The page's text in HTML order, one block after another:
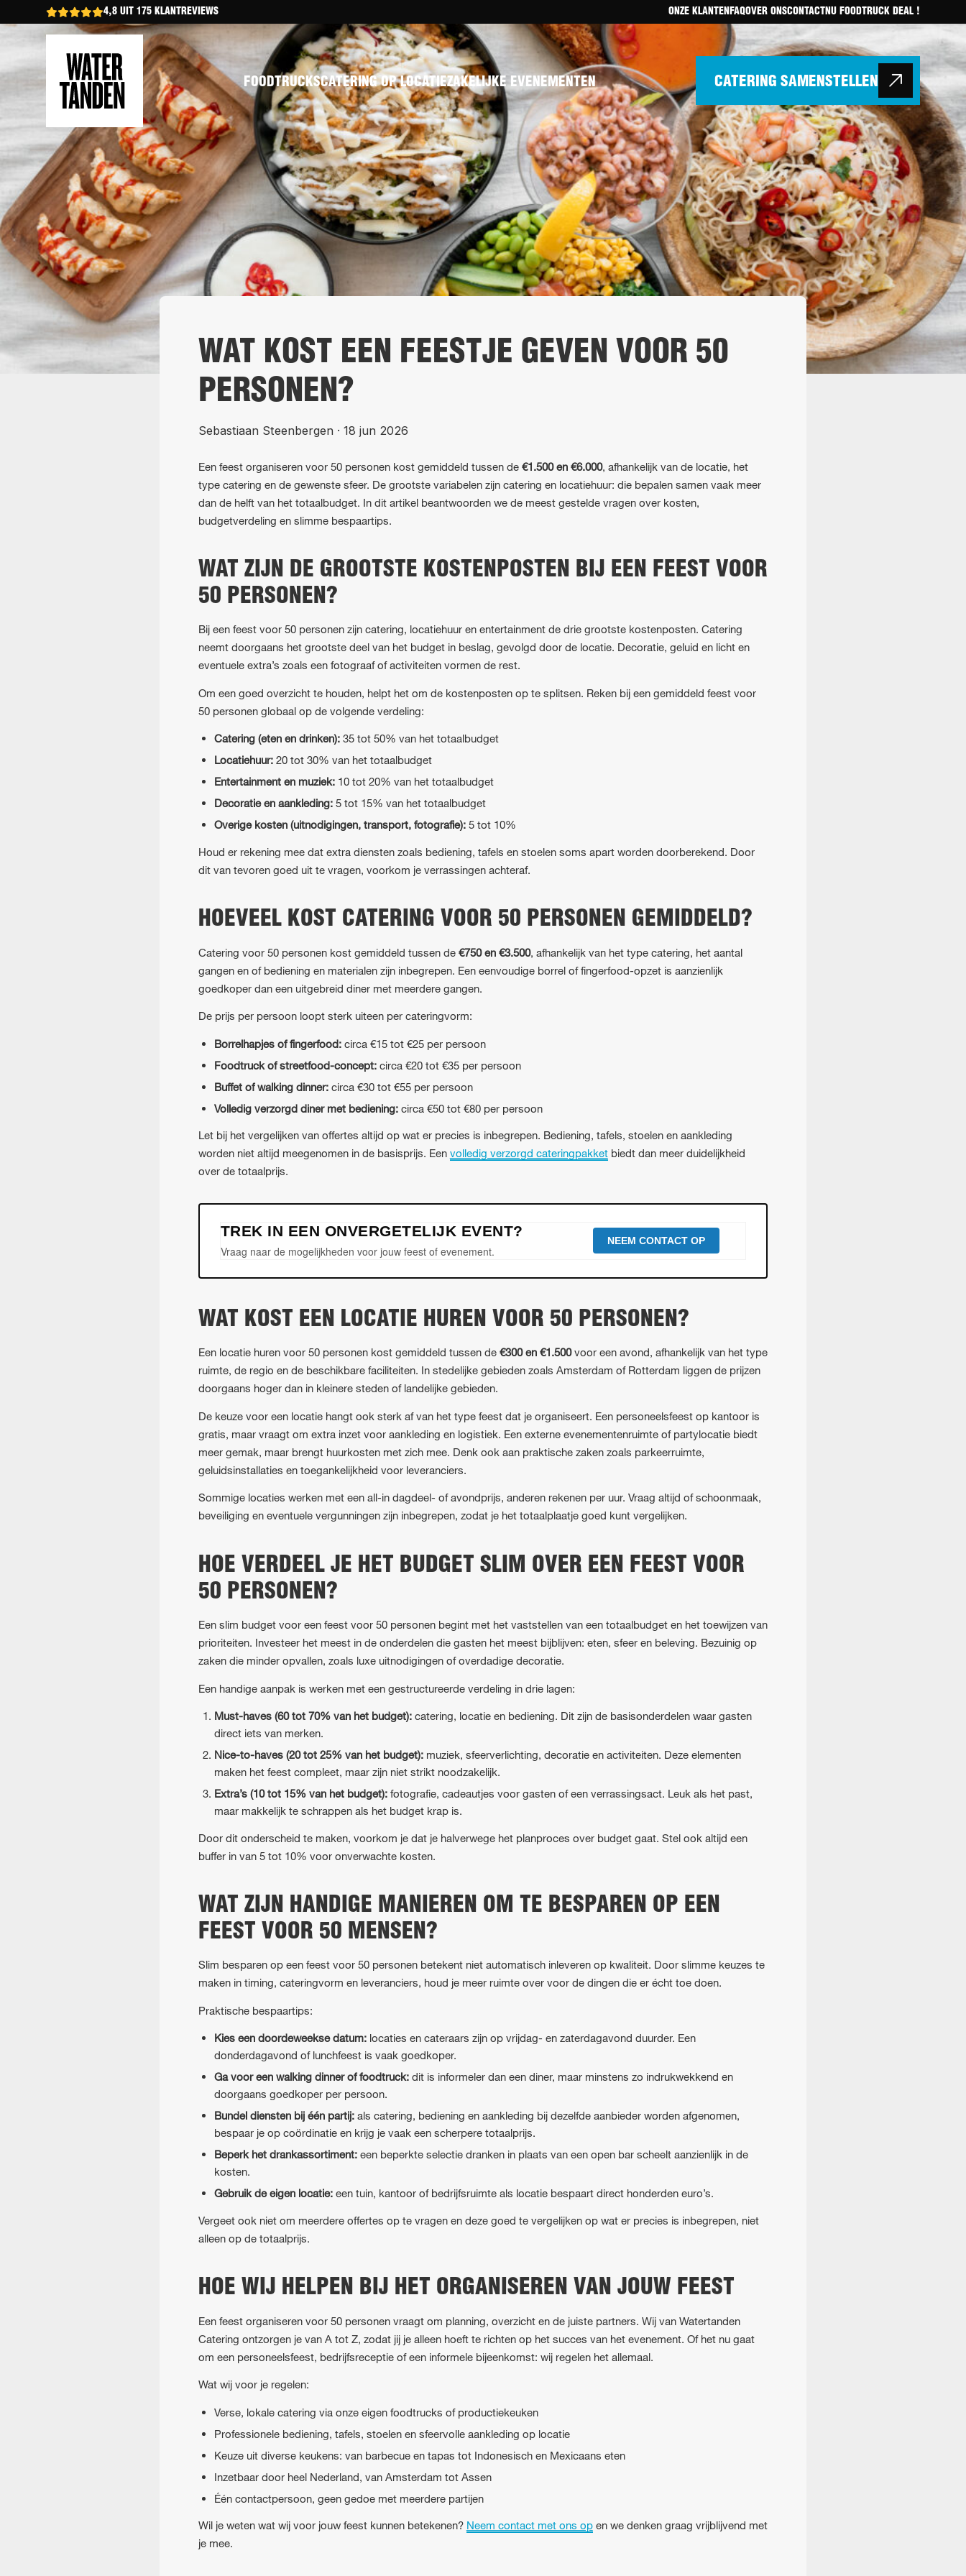
4,8 UIT 175 KLANTREVIEWS ONZE KLANTEN FAQOVER ONSCONTACTNU FOODTRUCK DEAL !
FOODTRUCKSCATERING OP LOCATIEZAKELIJKE EVENEMENTEN CATERING SAMENSTELLEN
WAT KOST EEN FEESTJE GEVEN VOOR 50
PERSONEN?
Sebastiaan Steenbergen· 18 jun 2026
Een feest organiseren voor 50 personen kost gemiddeld tussen de €1.500 en €6.000, afhankelijk van de locatie, het
type catering en de gewenste sfeer. De grootste variabelen zijn catering en locatiehuur: die bepalen samen vaak meer
dan de helft van het totaalbudget. In dit artikel beantwoorden we de meest gestelde vragen over kosten,
budgetverdeling en slimme bespaartips.
WAT ZIJN DE GROOTSTE KOSTENPOSTEN BIJ EEN FEEST VOOR
50 PERSONEN?
Bij een feest voor 50 personen zijn catering, locatiehuur en entertainment de drie grootste kostenposten. Catering
neemt doorgaans het grootste deel van het budget in beslag, gevolgd door de locatie. Decoratie, geluid en licht en
eventuele extra’s zoals een fotograaf of activiteiten vormen de rest.
Om een goed overzicht te houden, helpt het om de kostenposten op te splitsen. Reken bij een gemiddeld feest voor
50 personen globaal op de volgende verdeling:
Catering (eten en drinken): 35 tot 50% van het totaalbudget
Locatiehuur: 20 tot 30% van het totaalbudget
Entertainment en muziek: 10 tot 20% van het totaalbudget
Decoratie en aankleding: 5 tot 15% van het totaalbudget
Overige kosten (uitnodigingen, transport, fotografie): 5 tot 10%
Houd er rekening mee dat extra diensten zoals bediening, tafels en stoelen soms apart worden doorberekend. Door
dit van tevoren goed uit te vragen, voorkom je verrassingen achteraf.
HOEVEEL KOST CATERING VOOR 50 PERSONEN GEMIDDELD?
Catering voor 50 personen kost gemiddeld tussen de €750 en €3.500, afhankelijk van het type catering, het aantal
gangen en of bediening en materialen zijn inbegrepen. Een eenvoudige borrel of fingerfood-opzet is aanzienlijk
goedkoper dan een uitgebreid diner met meerdere gangen.
De prijs per persoon loopt sterk uiteen per cateringvorm:
Borrelhapjes of fingerfood: circa €15 tot €25 per persoon
Foodtruck of streetfood-concept: circa €20 tot €35 per persoon
Buffet of walking dinner: circa €30 tot €55 per persoon
Volledig verzorgd diner met bediening: circa €50 tot €80 per persoon
Let bij het vergelijken van offertes altijd op wat er precies is inbegrepen. Bediening, tafels, stoelen en aankleding
worden niet altijd meegenomen in de basisprijs. Een volledig verzorgd cateringpakketbiedt dan meer duidelijkheid
over de totaalprijs.
TREK IN EEN ONVERGETELIJK EVENT?
Vraag naar de mogelijkheden voor jouw feest of evenement.
NEEM CONTACT OP
WAT KOST EEN LOCATIE HUREN VOOR 50 PERSONEN?
Een locatie huren voor 50 personen kost gemiddeld tussen de €300 en €1.500voor een avond, afhankelijk van het type
ruimte, de regio en de beschikbare faciliteiten. In stedelijke gebieden zoals Amsterdam of Rotterdam liggen de prijzen
doorgaans hoger dan in kleinere steden of landelijke gebieden.
De keuze voor een locatie hangt ook sterk af van het type feest dat je organiseert. Een personeelsfeest op kantoor is
gratis, maar vraagt om extra inzet voor aankleding en logistiek. Een externe evenementenruimte of partylocatie biedt
meer gemak, maar brengt huurkosten met zich mee. Denk ook aan praktische zaken zoals parkeerruimte,
geluidsinstallaties en toegankelijkheid voor leveranciers.
Sommige locaties werken met een all-in dagdeel- of avondprijs, anderen rekenen per uur. Vraag altijd of schoonmaak,
beveiliging en eventuele vergunningen zijn inbegrepen, zodat je het totaalplaatje goed kunt vergelijken.
HOE VERDEEL JE HET BUDGET SLIM OVER EEN FEEST VOOR
50 PERSONEN?
Een slim budget voor een feest voor 50 personen begint met het vaststellen van een totaalbudget en het toewijzen van
prioriteiten. Investeer het meest in de onderdelen die gasten het meest bijblijven: eten, sfeer en beleving. Bezuinig op
zaken die minder opvallen, zoals luxe uitnodigingen of overdadige decoratie.
Een handige aanpak is werken met een gestructureerde verdeling in drie lagen:
Must-haves (60 tot 70% van het budget): catering, locatie en bediening. Dit zijn de basisonderdelen waar gasten
direct iets van merken.
Nice-to-haves (20 tot 25% van het budget): muziek, sfeerverlichting, decoratie en activiteiten. Deze elementen
maken het feest compleet, maar zijn niet strikt noodzakelijk.
Extra’s (10 tot 15% van het budget): fotografie, cadeautjes voor gasten of een verrassingsact. Leuk als het past,
maar makkelijk te schrappen als het budget krap is.
Door dit onderscheid te maken, voorkom je dat je halverwege het planproces over budget gaat. Stel ook altijd een
buffer in van 5 tot 10% voor onverwachte kosten.
WAT ZIJN HANDIGE MANIEREN OM TE BESPAREN OP EEN
FEEST VOOR 50 MENSEN?
Slim besparen op een feest voor 50 personen betekent niet automatisch inleveren op kwaliteit. Door slimme keuzes te
maken in timing, cateringvorm en leveranciers, houd je meer ruimte over voor de dingen die er écht toe doen.
Praktische bespaartips:
Kies een doordeweekse datum: locaties en cateraars zijn op vrijdag- en zaterdagavond duurder. Een
donderdagavond of lunchfeest is vaak goedkoper.
Ga voor een walking dinner of foodtruck: dit is informeler dan een diner, maar minstens zo indrukwekkend en
doorgaans goedkoper per persoon.
Bundel diensten bij één partij: als catering, bediening en aankleding bij dezelfde aanbieder worden afgenomen,
bespaar je op coördinatie en krijg je vaak een scherpere totaalprijs.
Beperk het drankassortiment: een beperkte selectie dranken in plaats van een open bar scheelt aanzienlijk in de
kosten.
Gebruik de eigen locatie: een tuin, kantoor of bedrijfsruimte als locatie bespaart direct honderden euro’s.
Vergeet ook niet om meerdere offertes op te vragen en deze goed te vergelijken op wat er precies is inbegrepen, niet
alleen op de totaalprijs.
HOE WIJ HELPEN BIJ HET ORGANISEREN VAN JOUW FEEST
Een feest organiseren voor 50 personen vraagt om planning, overzicht en de juiste partners. Wij van Watertanden
Catering ontzorgen je van A tot Z, zodat jij je alleen hoeft te richten op het succes van het evenement. Of het nu gaat
om een personeelsfeest, bedrijfsreceptie of een informele bijeenkomst: wij regelen het allemaal.
Wat wij voor je regelen:
Verse, lokale catering via onze eigen foodtrucks of productiekeuken
Professionele bediening, tafels, stoelen en sfeervolle aankleding op locatie
Keuze uit diverse keukens: van barbecue en tapas tot Indonesisch en Mexicaans eten
Inzetbaar door heel Nederland, van Amsterdam tot Assen
Één contactpersoon, geen gedoe met meerdere partijen
Wil je weten wat wij voor jouw feest kunnen betekenen? Neem contact met ons open we denken graag vrijblijvend met
je mee.